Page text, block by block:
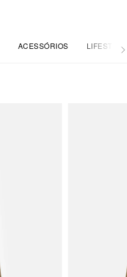
ACESSÓRIOS LIFESTYLE